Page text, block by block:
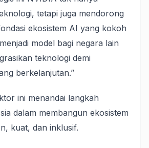
tetapi juga mendorong
ekosistem AI yang kokoh
model bagi negara lain
teknologi demi
berkelanjutan.”
ini menandai langkah
dalam membangun ekosistem
kuat, dan inklusif.